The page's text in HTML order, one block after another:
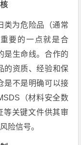
类为危险品（通常
要的一点就是合
是生命线。合作的
的资质、经验和保
是不是明确可以接
（材料安全数
等关键文件供其审
险信号。